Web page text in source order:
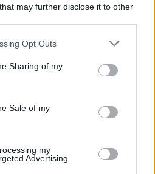
that may further disclose it to other
Opt Outs
Sharing of my
Sale of my
my
Advertising.